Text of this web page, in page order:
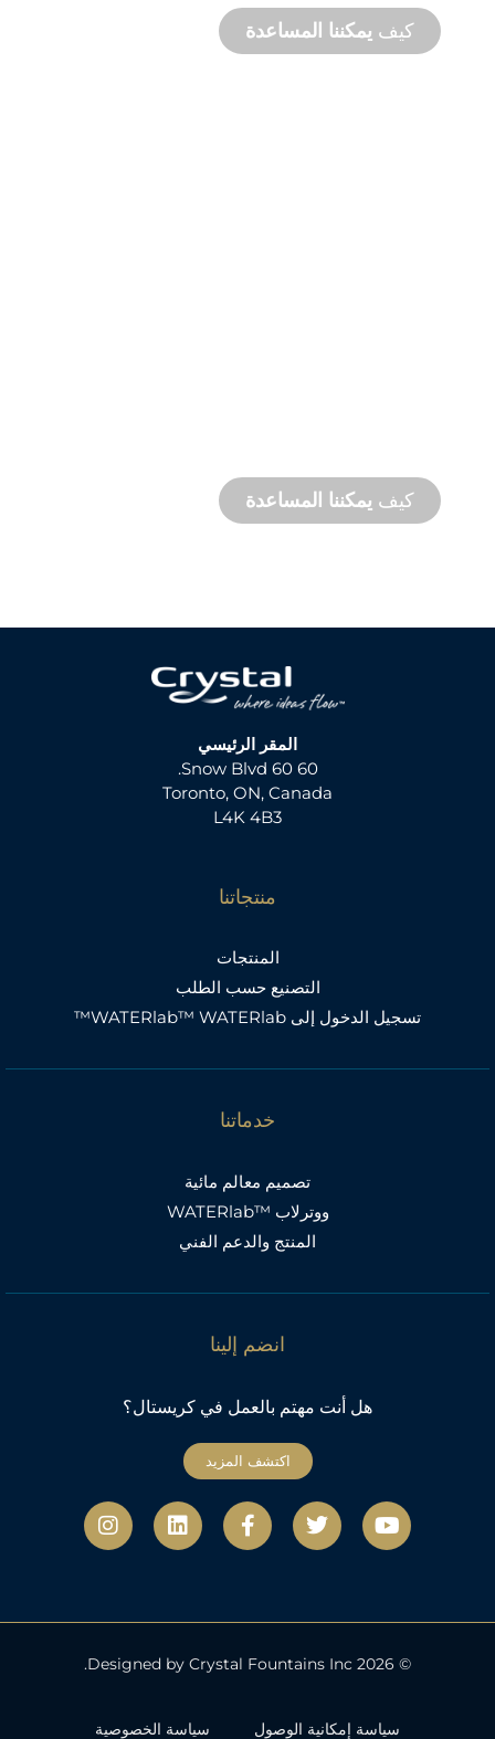
كيف يمكننا المساعدة
كيف يمكننا المساعدة
المقر الرئيسي
60 60 Snow Blvd.
Toronto, ON, Canada
L4K 4B3
منتجاتنا
المنتجات
التصنيع حسب الطلب
تسجيل الدخول إلى WATERlab™ WATERlab™
خدماتنا
تصميم معالم مائية
ووترلاب ™WATERlab
المنتج والدعم الفني
انضم إلينا
هل أنت مهتم بالعمل في كريستال؟
اكتشف المزيد
ي
و
ت
ب
ت
و
ي
ف
ي
س
ك
ف
ل
ي
ن
إ
ا
ن
س
ر
م
© 2026 Designed by Crystal Fountains Inc.
سياسة إمكانية الوصول سياسة الخصوصية